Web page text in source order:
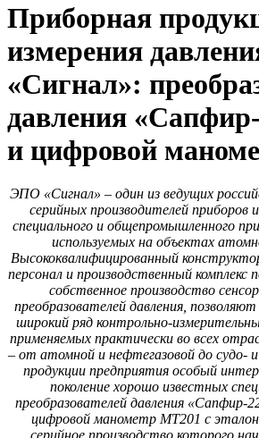
Приборная
измерения
«Сигнал»:
давления
и цифровой
ЭПО «Сигнал» – один из ведущих
серийных производителей приборов
специального и общепромышленного
используемых на объектах
Высококвалифицированный
персонал и производственный комплекс
собственное производство
преобразователей давления,
широкий ряд контрольно-
применяемых практически во всех
– от атомной и нефтегазовой до судо-
продукции предприятия особый
поколение хорошо известных
преобразователей давления
цифровой манометр МТ201 с